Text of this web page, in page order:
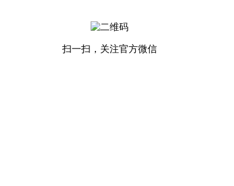
扫一扫，关注官方微信